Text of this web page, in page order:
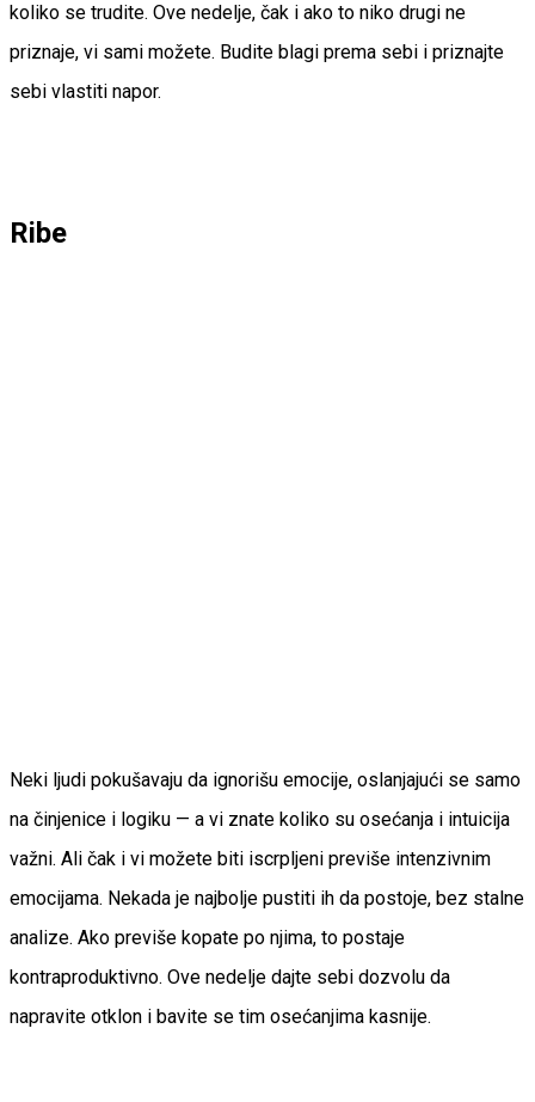
koliko se trudite. Ove nedelje, čak i ako to niko drugi ne
priznaje, vi sami možete. Budite blagi prema sebi i priznajte
sebi vlastiti napor.
Ribe
Neki ljudi pokušavaju da ignorišu emocije, oslanjajući se samo
na činjenice i logiku — a vi znate koliko su osećanja i intuicija
važni. Ali čak i vi možete biti iscrpljeni previše intenzivnim
emocijama. Nekada je najbolje pustiti ih da postoje, bez stalne
analize. Ako previše kopate po njima, to postaje
kontraproduktivno. Ove nedelje dajte sebi dozvolu da
napravite otklon i bavite se tim osećanjima kasnije.